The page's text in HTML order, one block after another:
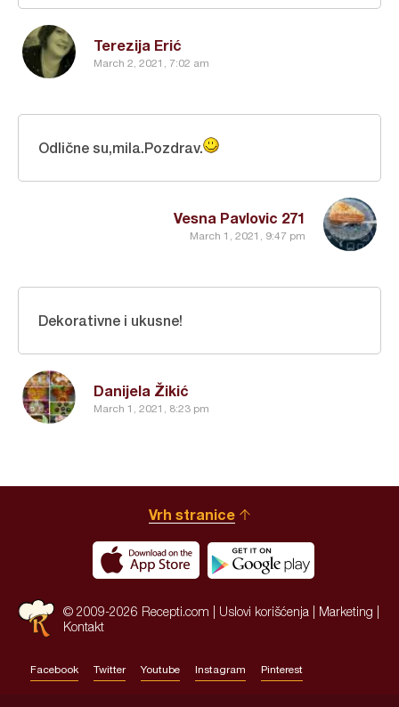
Terezija Erić
March 2, 2021, 7:02 am
Vesna Pavlovic 271
March 1, 2021, 9:47 pm
Odlične su,mila.Pozdrav.
Danijela Žikić
March 1, 2021, 8:23 pm
Dekorativne i ukusne!
Vrh stranice
© 2009-2026 Recepti.com | Uslovi korišćenja Marketing
Kontakt
Facebook Twitter Youtube Instagram Pinterest